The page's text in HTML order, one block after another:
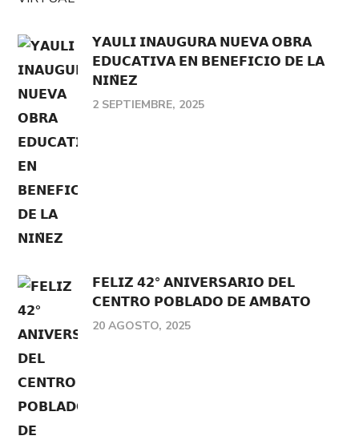
𝗬𝗔𝗨𝗟𝗜 𝗜𝗡𝗔𝗨𝗚𝗨𝗥𝗔 𝗡𝗨𝗘𝗩𝗔 𝗢𝗕𝗥𝗔
𝗘𝗗𝗨𝗖𝗔𝗧𝗜𝗩𝗔 𝗘𝗡 𝗕𝗘𝗡𝗘𝗙𝗜𝗖𝗜𝗢 𝗗𝗘 𝗟𝗔
𝗡𝗜𝗡̃𝗘𝗭
2 SEPTIEMBRE, 2025
𝗙𝗘𝗟𝗜𝗭 𝟰𝟮° 𝗔𝗡𝗜𝗩𝗘𝗥𝗦𝗔𝗥𝗜𝗢 𝗗𝗘𝗟
𝗖𝗘𝗡𝗧𝗥𝗢 𝗣𝗢𝗕𝗟𝗔𝗗𝗢 𝗗𝗘 𝗔𝗠𝗕𝗔𝗧𝗢
20 AGOSTO, 2025